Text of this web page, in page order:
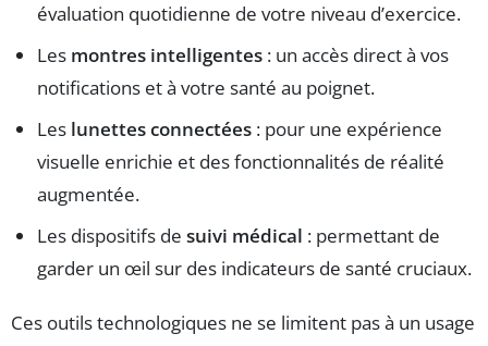
évaluation quotidienne de votre niveau d’exercice.
Les montres intelligentes : un accès direct à vos
notifications et à votre santé au poignet.
Les lunettes connectées : pour une expérience
visuelle enrichie et des fonctionnalités de réalité
augmentée.
Les dispositifs de suivi médical : permettant de
garder un œil sur des indicateurs de santé cruciaux.
Ces outils technologiques ne se limitent pas à un usage